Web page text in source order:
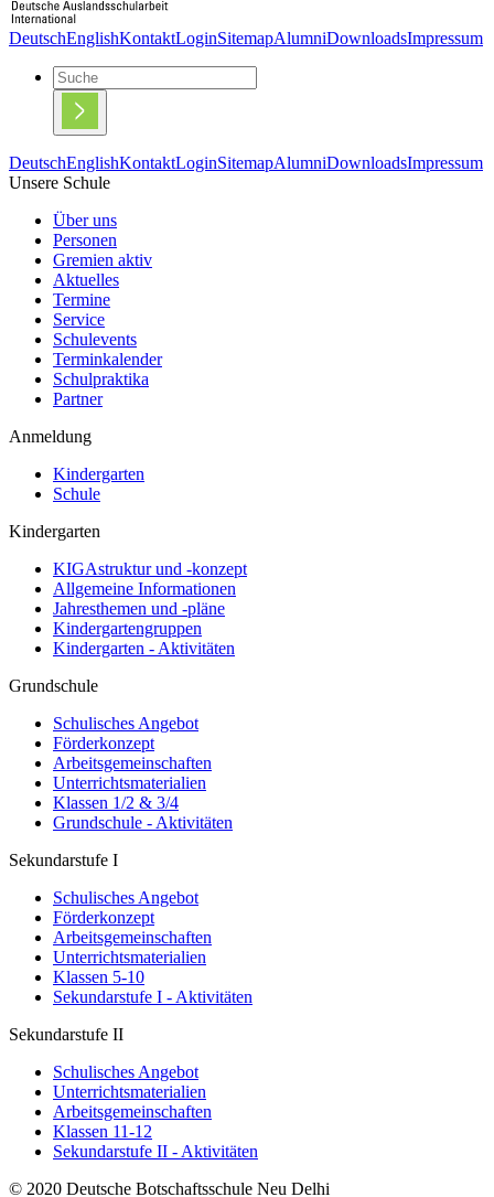
DeutschEnglishKontaktLoginSitemapAlumniDownloadsImpressum
DeutschEnglishKontaktLoginSitemapAlumniDownloadsImpressum
Unsere Schule
Über uns
Personen
Gremien aktiv
Aktuelles
Termine
Service
Schulevents
Terminkalender
Schulpraktika
Partner
Anmeldung
Kindergarten
Schule
Kindergarten
KIGAstruktur und -konzept
Allgemeine Informationen
Jahresthemen und -pläne
Kindergartengruppen
Kindergarten - Aktivitäten
Grundschule
Schulisches Angebot
Förderkonzept
Arbeitsgemeinschaften
Unterrichtsmaterialien
Klassen 1/2 & 3/4
Grundschule - Aktivitäten
Sekundarstufe I
Schulisches Angebot
Förderkonzept
Arbeitsgemeinschaften
Unterrichtsmaterialien
Klassen 5-10
Sekundarstufe I - Aktivitäten
Sekundarstufe II
Schulisches Angebot
Unterrichtsmaterialien
Arbeitsgemeinschaften
Klassen 11-12
Sekundarstufe II - Aktivitäten
© 2020 Deutsche Botschaftsschule Neu Delhi